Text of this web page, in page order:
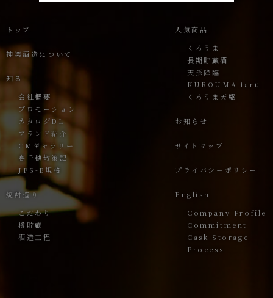
トップ
神楽酒造について
知る
会社概要
プロモーション
カタログDL
ブランド紹介
CMギャラリー
高千穂散策記
JFS-B規格
焼酎造り
こだわり
樽貯蔵
酒造工程
人気商品
くろうま
長期貯蔵酒
天孫降臨
KUROUMA taru
くろうま天駆
お知らせ
サイトマップ
プライバシーポリシー
English
Company Profile
Commitment
Cask Storage
Process